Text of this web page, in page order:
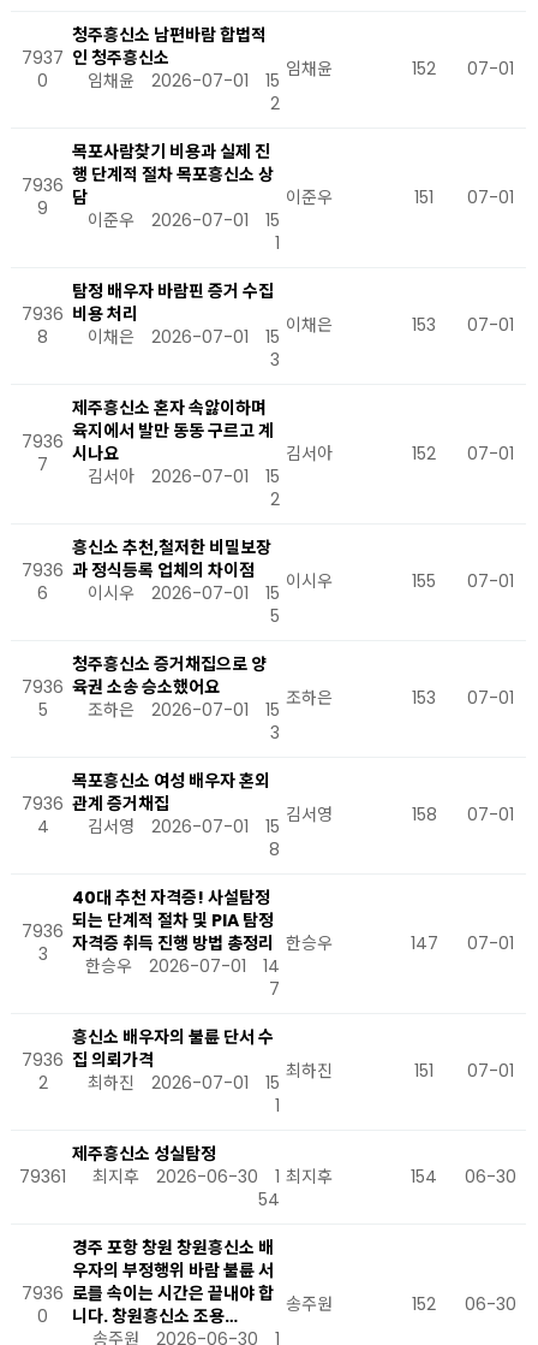
7937
0
청주흥신소 남편바람 합법적
인 청주흥신소
임채윤
2026-07-01
15
2
임채윤 152 07-01
7936
9
목포사람찾기 비용과 실제 진
행 단계적 절차 목포흥신소 상
담
이준우
2026-07-01
15
1
이준우 151 07-01
7936
8
탐정 배우자 바람핀 증거 수집
비용 처리
이채은
2026-07-01
15
3
이채은 153 07-01
7936
7
제주흥신소 혼자 속앓이하며
육지에서 발만 동동 구르고 계
시나요
김서아
2026-07-01
15
2
김서아 152 07-01
7936
6
흥신소 추천,철저한 비밀보장
과 정식등록 업체의 차이점
이시우
2026-07-01
15
5
이시우 155 07-01
7936
5
청주흥신소 증거채집으로 양
육권 소송 승소했어요
조하은
2026-07-01
15
3
조하은 153 07-01
7936
4
목포흥신소 여성 배우자 혼외
관계 증거채집
김서영
2026-07-01
15
8
김서영 158 07-01
7936
3
40대 추천 자격증! 사설탐정
되는 단계적 절차 및 PIA 탐정
자격증 취득 진행 방법 총정리
한승우
2026-07-01
14
7
한승우 147 07-01
7936
2
흥신소 배우자의 불륜 단서 수
집 의뢰가격
최하진
2026-07-01
15
1
최하진 151 07-01
79361
제주흥신소 성실탐정
최지후
2026-06-30
1
54
최지후 154 06-30
7936
0
경주 포항 창원 창원흥신소 배
우자의 부정행위 바람 불륜 서
로를 속이는 시간은 끝내야 합
니다. 창원흥신소 조용…
송주원
2026-06-30 1
송주원 152 06-30